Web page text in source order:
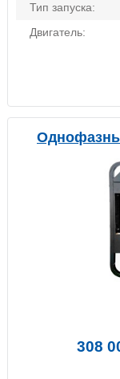
Тип запуска:
Двигатель:
308